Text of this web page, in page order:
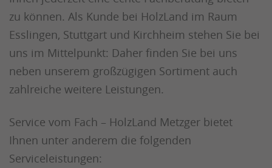
zu können. Als Kunde bei HolzLand im Raum
Esslingen, Stuttgart und Kirchheim stehen Sie bei
uns im Mittelpunkt: Daher finden Sie bei uns
neben unserem großzügigen Sortiment auch
zahlreiche weitere Leistungen.
Service vom Fach – HolzLand Metzger bietet
Ihnen unter anderem die folgenden
Serviceleistungen: